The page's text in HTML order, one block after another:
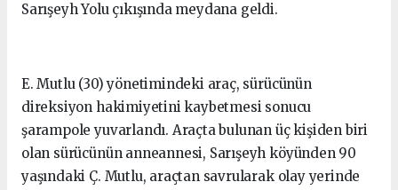
Sarışeyh Yolu çıkışında meydana geldi.
E. Mutlu (30) yönetimindeki araç, sürücünün
direksiyon hakimiyetini kaybetmesi sonucu
şarampole yuvarlandı. Araçta bulunan üç kişiden biri
olan sürücünün anneannesi, Sarışeyh köyünden 90
yaşındaki Ç. Mutlu, araçtan savrularak olay yerinde